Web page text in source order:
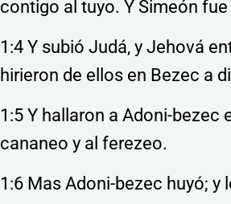
contigo al tuyo. Y Simeón
1:4 Y subió Judá, y Jehová
hirieron de ellos en Bezec a
1:5 Y hallaron a Adoni-bezec
cananeo y al ferezeo.
1:6 Mas Adoni-bezec huyó; y